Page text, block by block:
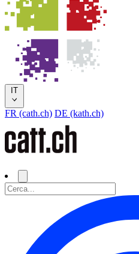
IT
FR (cath.ch) DE (kath.ch)